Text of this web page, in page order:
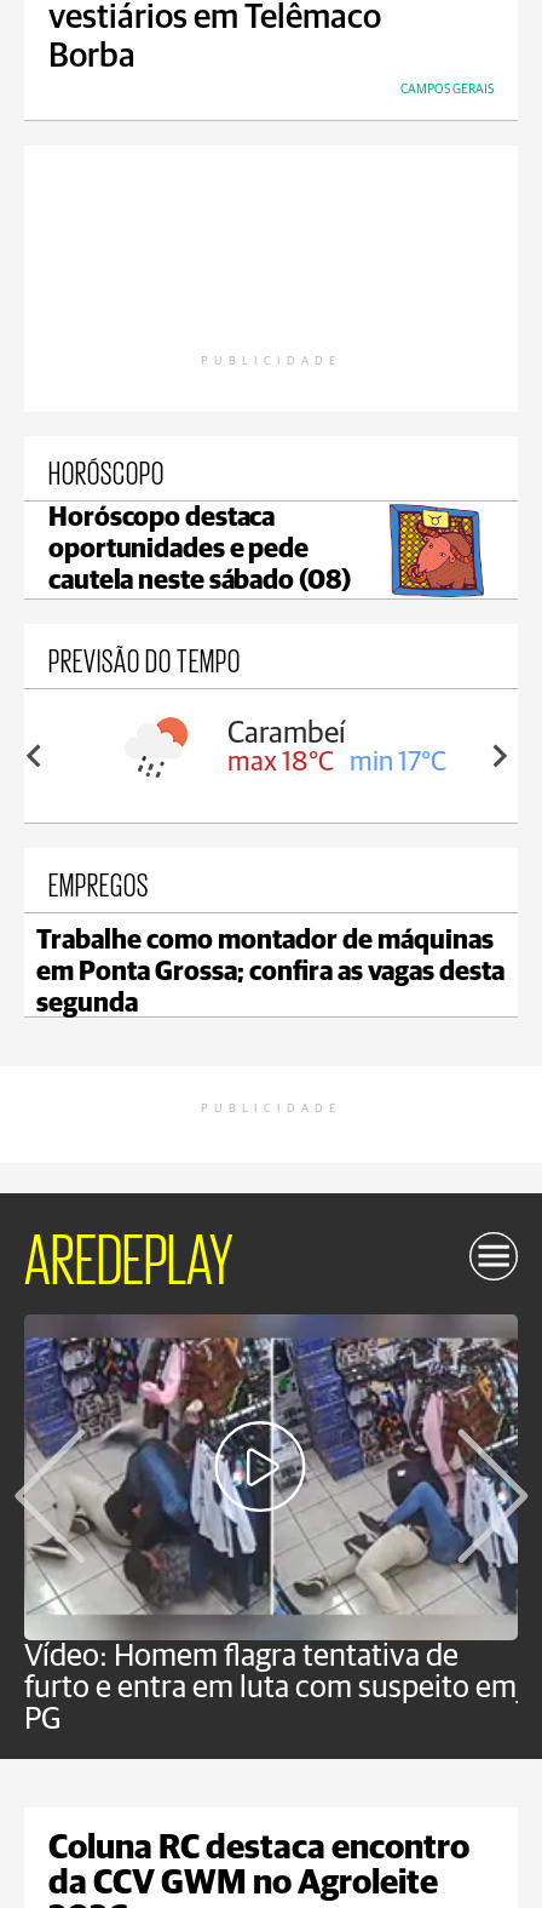
vestiários em Telêmaco
Borba
CAMPOS GERAIS
PUBLICIDADE
HORÓSCOPO
Horóscopo destaca
oportunidades e pede
cautela neste sábado (08)
PREVISÃO DO TEMPO
18°C
Carambeí
max 18°C min 17°C
EMPREGOS
Trabalhe como montador de máquinas
em Ponta Grossa; confira as vagas desta
segunda
PUBLICIDADE
AREDEPLAY
Vídeo: Homem flagra tentativa de
furto e entra em luta com suspeito em
PG
Coluna RC destaca encontro
da CCV GWM no Agroleite